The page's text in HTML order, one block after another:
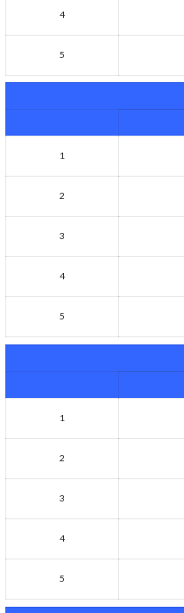
4
5
1
2
3
4
5
1
2
3
4
5